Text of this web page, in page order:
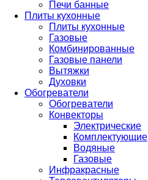
Печи банные
Плиты кухонные
Плиты кухонные
Газовые
Комбинированные
Газовые панели
Вытяжки
Духовки
Обогреватели
Обогреватели
Конвекторы
Электрические
Комплектующие
Водяные
Газовые
Инфракрасные